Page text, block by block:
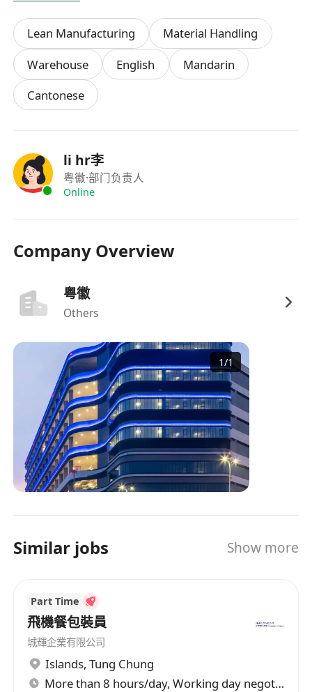
單字（如航班代碼、目的地三字碼）者優先。
無需相關經驗，歡迎應屆畢業生或轉職人士申
請；公司提供全面在職培訓，包括航空貨運流
程、系統操作、安全規範及機場出入管理知識。
體能良好，能適應長時間站立、彎腰、搬運輕至
中量貨物（一般不超過20公斤），並於溫控或開
具責任感與細心度，重視準確性與時效性，能在
航班密集時段保持專注，配合團隊協作及臨時調
配安排。
指定保安培訓課程（公司協助安排）。
福利
具市場競爭力之時薪及超時補薪，按實際工時計
有季度津貼及年度績效獎勵。
享有法定公眾假期、有薪年假（入職滿一年後享
7天，逐年遞增至14天）、病假及產假／侍產假
等合規休假權益。
提供職業安全與健康保障，包括定期安全講習、
個人防護裝備（如反光衣、安全鞋）及意外保
險。
設有員工推薦獎勵計劃，成功推薦合適人選獲聘
提供免費機場穿梭巴士服務（指定路線）、員工
Lean Manufacturing
Material Handling
Warehouse
English
Mandarin
Cantonese
li hr李
粤徽·部门负责人
Online
Company Overview
粤徽
Others
1/1
Similar jobs Show more
Part Time
飛機餐包裝員
城輝企業有限公司
Islands, Tung Chung
More than 8 hours/day, Working day negotiable